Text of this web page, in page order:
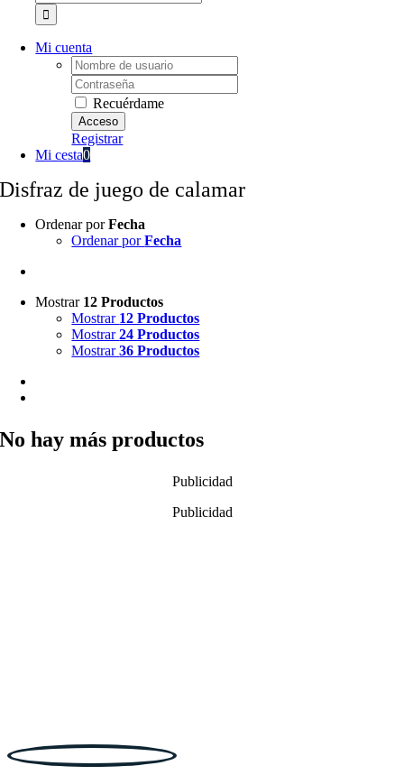
Mi cuenta
Username:
Password:
Recuérdame
Registrar
Mi cesta0
Disfraz de juego de calamar
Ordenar porFecha
Ordenar porFecha
Mostrar 12 Productos
Mostrar 12 Productos
Mostrar24 Productos
Mostrar36 Productos
No hay más productos
Publicidad
Publicidad